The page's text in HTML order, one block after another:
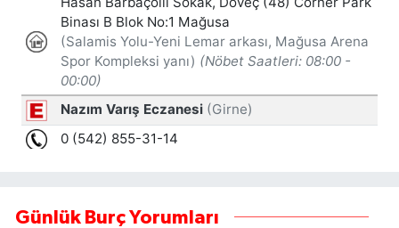
Günlük Burç Yorumları